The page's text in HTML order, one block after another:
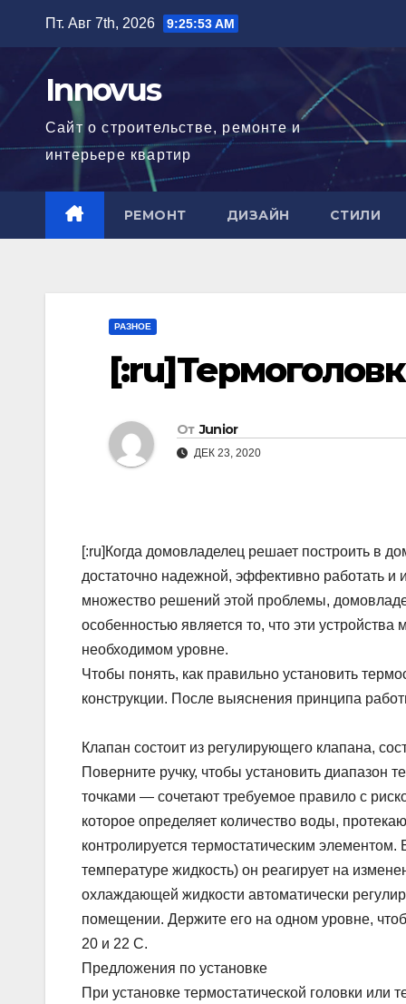
содержимому
Пт. Авг 7th, 2026 9:25:54 AM
Innovus
Сайт о строительстве, ремонте и
интерьере квартир
РЕМОНТ ДИЗАЙН СТИЛИ
РАЗНОЕ
От Junior
ДЕК 23, 2020
[:ru]Когда домовладелец решает построить в
достаточно надежной, эффективно работать и
множество решений этой проблемы,
особенностью является то, что эти
необходимом уровне.
Чтобы понять, как правильно установить
конструкции. После выяснения принципа
Клапан состоит из регулирующего клапана,
Поверните ручку, чтобы установить диапазон
точками — сочетают требуемое правило с
которое определяет количество воды,
контролируется термостатическим
температуре жидкость) он реагирует на
охлаждающей жидкости автоматически
помещении. Держите его на одном уровне,
20 и 22 C.
Предложения по установке
При установке термостатической головки или